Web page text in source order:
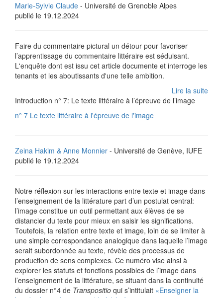
Marie-Sylvie Claude - Université de Grenoble Alpes
publié le 19.12.2024
Faire du commentaire pictural un détour pour favoriser
l’apprentissage du commentaire littéraire est séduisant.
L'enquête dont est issu cet article documente et interroge les
tenants et les aboutissants d'une telle ambition.
Lire la suite
Introduction n° 7: Le texte littéraire à l’épreuve de l’image
n° 7 Le texte littéraire à l'épreuve de l'image
Zeina Hakim & Anne Monnier - Université de Genève, IUFE
publié le 19.12.2024
Notre réflexion sur les interactions entre texte et image dans
l’enseignement de la littérature part d’un postulat central:
l’image constitue un outil permettant aux élèves de se
distancier du texte pour mieux en saisir les significations.
Toutefois, la relation entre texte et image, loin de se limiter à
une simple correspondance analogique dans laquelle l’image
serait subordonnée au texte, révèle des processus de
production de sens complexes. Ce numéro vise ainsi à
explorer les statuts et fonctions possibles de l’image dans
l’enseignement de la littérature, se situant dans la continuité
du dossier n°4 de Transpositio qui s’intitulait «Enseigner la